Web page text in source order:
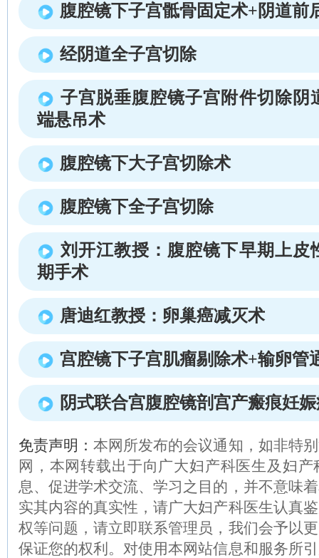
腹腔镜下子宫骶骨固定术+阴道前
经阴道全子宫切除
子宫脱垂腹腔镜子宫附件切除阴
端悬吊术
腹腔镜下大子宫切除术
腹腔镜下全子宫切除
刘开江教授：腹腔镜下早期上皮
期手术
唐迪红教授：卵巢癌减灭术
宫腔镜下子宫肌瘤剔除术+输卵管
阴式联合宫腹腔镜剖宫产瘢痕妊
免责声明：本网所发布的会议通知，如非特
网，本网转载出于向广大妇产科医生及妇
息、促进学术交流、学习之目的，并不意味
实其内容的真实性，请广大妇产科医生认真
权等问题，请立即联系管理员，我们会予以
保证您的权利。对使用本网站信息和服务所